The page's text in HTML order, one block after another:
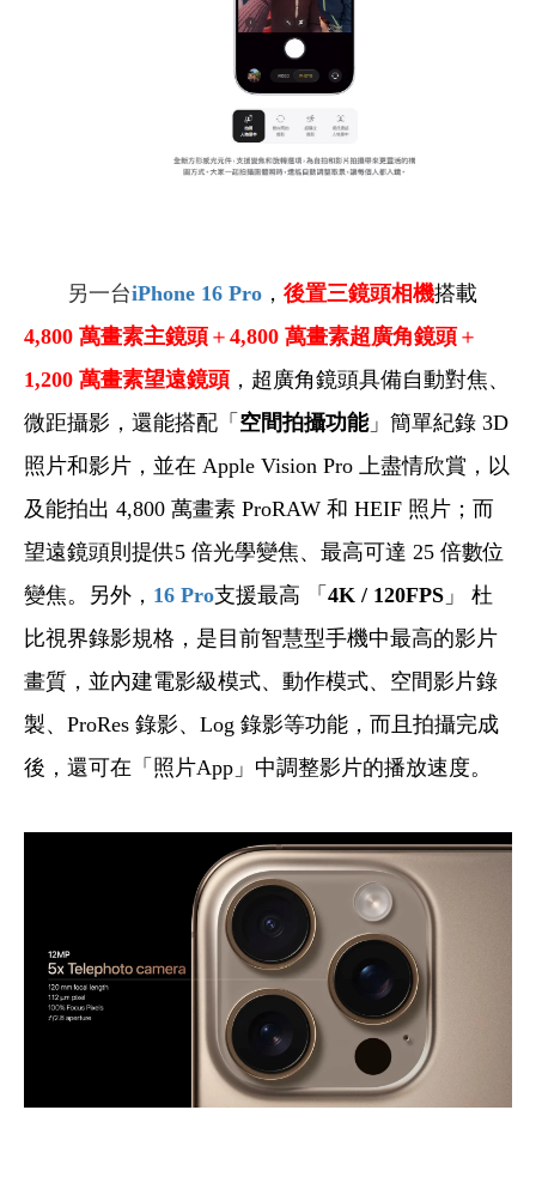
另一台iPhone 16 Pro ， 後置三鏡頭相機搭載
4,800 萬畫素主鏡頭 ＋ 4,800 萬畫素超廣角鏡頭 ＋
1,200 萬畫素望遠鏡頭 ，超廣角鏡頭具備自動對焦、
微距攝影，還能搭配「 空間拍攝功能」簡單紀錄 3D
照片和影片，並在 Apple Vision Pro 上盡情欣賞，以
及能拍出 4,800 萬畫素 ProRAW 和 HEIF 照片；而
望遠鏡頭則提供5 倍光學變焦、最高可達 25 倍數位
變焦。另外， 16 Pro支援最高 「 4K / 120FPS 」 杜
比視界錄影規格，是目前智慧型手機中最高的影片
畫質，並內建電影級模式、動作模式、空間影片錄
製、ProRes 錄影、Log 錄影等功能，而且拍攝完成
後，還可在「照片App」中調整影片的播放速度。